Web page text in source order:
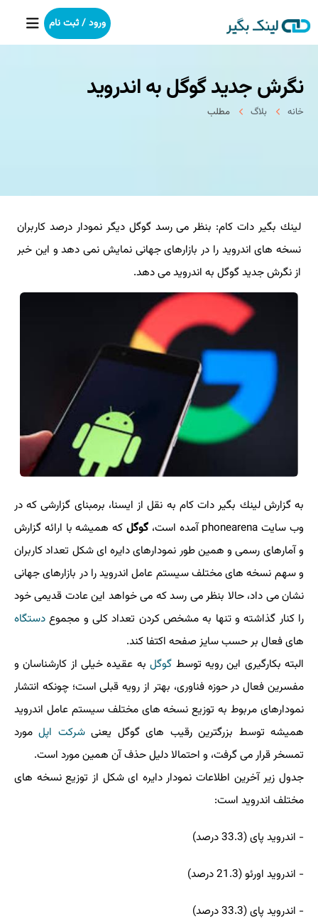
خانه
بکلینک
خدمات ما
درباره ما
آموزش
ورود / ثبت نام
نگرش جدید گوگل به اندروید
خانه بلاگ مطلب
لینك بگیر دات كام: بنظر می رسد گوگل دیگر نمودار درصد كاربران
نسخه های اندروید را در بازارهای جهانی نمایش نمی دهد و این خبر
از نگرش جدید گوگل به اندروید می دهد.
به گزارش لینك بگیر دات كام به نقل از ایسنا، برمبنای گزارشی كه در
وب سایت phonearena آمده است،
گوگل كه همیشه با ارائه گزارش
و آمارهای رسمی و همین طور نمودارهای دایره ای شكل تعداد كاربران
و سهم نسخه های مختلف سیستم عامل اندروید را در بازارهای جهانی
نشان می داد، حالا بنظر می رسد كه می خواهد این عادت قدیمی خود
را كنار گذاشته و تنها به مشخص كردن تعداد كلی و مجموع دستگاه
های فعال بر حسب سایز صفحه اكتفا كند.
البته بكارگیری این رویه توسط گوگلبه عقیده خیلی از كارشناسان و
مفسرین فعال در حوزه فناوری، بهتر از رویه قبلی است؛ چونكه انتشار
نمودارهای مربوط به توزیع نسخه های مختلف سیستم عامل اندروید
همیشه توسط بزرگترین رقیب های گوگل یعنیشركت اپلمورد
تمسخر قرار می گرفت، و احتمالا دلیل حذف آن همین مورد است.
جدول زیر آخرین اطلاعات نمودار دایره ای شكل از توزیع نسخه های
مختلف اندروید است:
- اندروید پای (33.3 درصد)
- اندروید اورئو (21.3 درصد)
- اندروید پای (33.3 درصد)